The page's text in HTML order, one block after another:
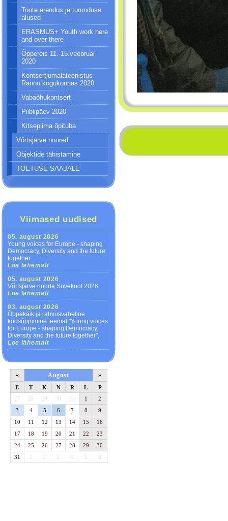
Toote arendus ja turunduse
alused
ERASMUS+ Youth work here
and over there
Õppereis 11.-15.veebruar
2020
Kontsertjumalateenistus
Rannu kogukonnas 2020
Vabaõhukontsert
Piiblipäev 2020
Kitsepiima õpituba
Võrtsjärve noored
Objektide tähistamine
TOETUSE SAAJALE
Viimased uudised
05. august 2026
Young voices for Europe - shaping
Democracy, Diversity and the future
together
Loe lähemalt
05. august 2026
Võrtsjärve noorte Suvekool 2026
Loe lähemalt
03. august 2026
Õppekäik ja rahvusvaheline
koosõppimine teemal "Young voices
for Europe - shaping Democracy,
Diversity and the future together",
Loe lähemalt
« August »
E T K N R L
P
27
28 29 30 31 1
2
3
4 5 6 7 8
9
10
11 12 13 14 15
16
17
18 19 20 21 22
23
24
25 26 27 28 29
30
31
1 3 4 5 6